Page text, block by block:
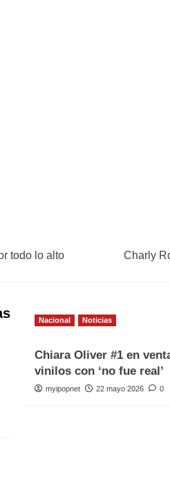
todo lo alto
Charly
Nacional Noticias
Chiara Oliver #1 en
vinilos con ‘no fue real’
myipopnet 22 mayo 2026 0